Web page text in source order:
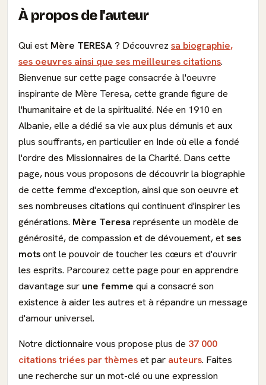
À propos de l'auteur
Qui est Mère TERESA? Découvrez sa biographie,
ses oeuvres ainsi que ses meilleures citations.
Bienvenue sur cette page consacrée à l'oeuvre
inspirante de Mère Teresa, cette grande figure de
l'humanitaire et de la spiritualité. Née en 1910 en
Albanie, elle a dédié sa vie aux plus démunis et aux
plus souffrants, en particulier en Inde où elle a fondé
l'ordre des Missionnaires de la Charité. Dans cette
page, nous vous proposons de découvrir la biographie
de cette femme d'exception, ainsi que son oeuvre et
ses nombreuses citations qui continuent d'inspirer les
générations. Mère Teresa représente un modèle de
générosité, de compassion et de dévouement, etses
motsont le pouvoir de toucher les cœurs et d'ouvrir
les esprits. Parcourez cette page pour en apprendre
davantage sur une femme qui a consacré son
existence à aider les autres et à répandre un message
d'amour universel.
Notre dictionnaire vous propose plus de 37 000
citations triées par thèmeset par auteurs. Faites
une recherche sur un mot-clé ou une expression